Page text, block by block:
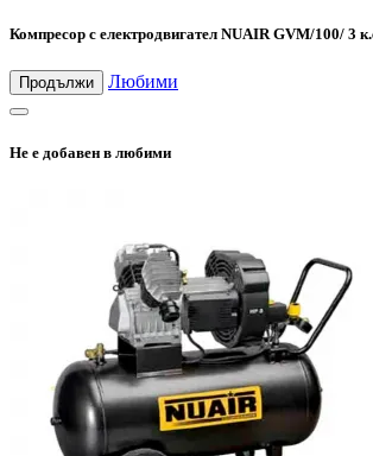
Компресор с електродвигател NUAIR GVM/100/ 3
Продължи Любими
Не е добавен в любими